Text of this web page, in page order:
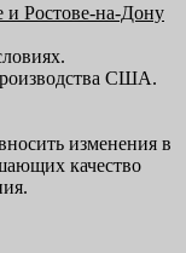
Ростове-на-Дону
США.
изменения в
качество